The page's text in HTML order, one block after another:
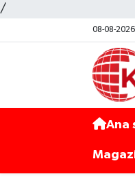
/
08-08-2026
Ana